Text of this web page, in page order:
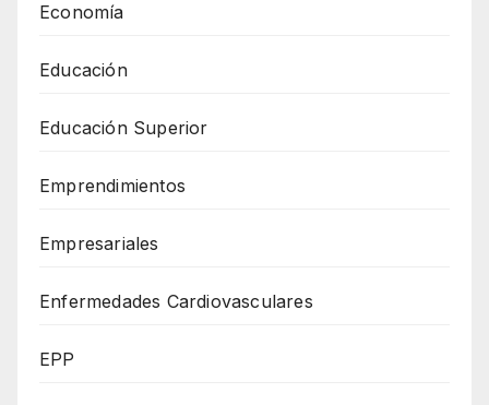
Economía
Educación
Educación Superior
Emprendimientos
Empresariales
Enfermedades Cardiovasculares
EPP